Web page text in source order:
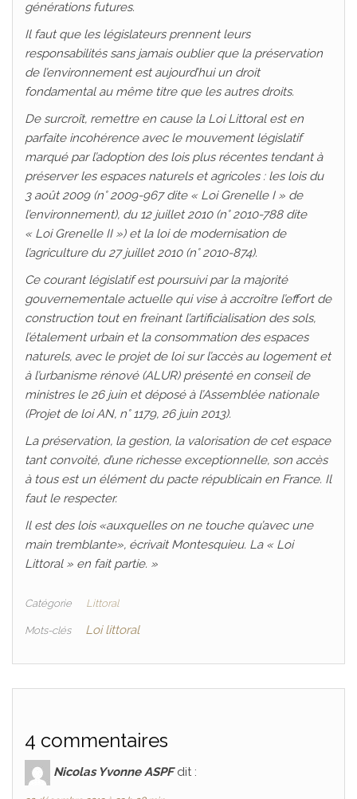
générations futures.
Il faut que les législateurs prennent leurs
responsabilités sans jamais oublier que la préservation
de l’environnement est aujourd’hui un droit
fondamental au même titre que les autres droits.
De surcroît, remettre en cause la Loi Littoral est en
parfaite incohérence avec le mouvement législatif
marqué par l’adoption des lois plus récentes tendant à
préserver les espaces naturels et agricoles : les lois du
3 août 2009 (n° 2009-967 dite « Loi Grenelle I » de
l’environnement), du 12 juillet 2010 (n° 2010-788 dite
« Loi Grenelle II ») et la loi de modernisation de
l’agriculture du 27 juillet 2010 (n° 2010-874).
Ce courant législatif est poursuivi par la majorité
gouvernementale actuelle qui vise à accroître l’effort de
construction tout en freinant l’artificialisation des sols,
l’étalement urbain et la consommation des espaces
naturels, avec le projet de loi sur l’accès au logement et
à l’urbanisme rénové (ALUR) présenté en conseil de
ministres le 26 juin et déposé à l’Assemblée nationale
(Projet de loi AN, n° 1179, 26 juin 2013).
La préservation, la gestion, la valorisation de cet espace
tant convoité, d’une richesse exceptionnelle, son accès
à tous est un élément du pacte républicain en France. Il
faut le respecter.
Il est des lois«auxquelles on ne touche qu’avec une
main tremblante», écrivait Montesquieu. La « Loi
Littoral » en fait partie. »
Catégorie Littoral
Mots-clés Loi littoral
4 commentaires
Nicolas Yvonne ASPF dit :